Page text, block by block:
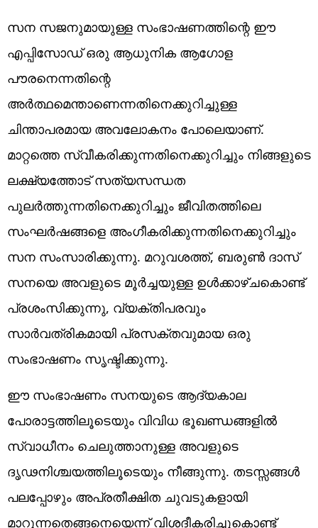
സന സജനുമായുള്ള സംഭാഷണത്തിന്റെ ഈ
എപ്പിസോഡ് ഒരു ആധുനിക ആഗോള
പൗരനെന്നതിന്റെ
അർത്ഥമെന്താണെന്നതിനെക്കുറിച്ചുള്ള
ചിന്താപരമായ അവലോകനം പോലെയാണ്.
മാറ്റത്തെ സ്വീകരിക്കുന്നതിനെക്കുറിച്ചും നിങ്ങളുടെ
ലക്ഷ്യത്തോട് സത്യസന്ധത
പുലർത്തുന്നതിനെക്കുറിച്ചും ജീവിതത്തിലെ
സംഘർഷങ്ങളെ അംഗീകരിക്കുന്നതിനെക്കുറിച്ചും
സന സംസാരിക്കുന്നു. മറുവശത്ത്, ബരുൺ ദാസ്
സനയെ അവളുടെ മൂർച്ചയുള്ള ഉൾക്കാഴ്ചകൊണ്ട്
പ്രശംസിക്കുന്നു, വ്യക്തിപരവും
സാർവത്രികമായി പ്രസക്തവുമായ ഒരു
സംഭാഷണം സൃഷ്ടിക്കുന്നു.
ഈ സംഭാഷണം സനയുടെ ആദ്യകാല
പോരാട്ടത്തിലൂടെയും വിവിധ ഭൂഖണ്ഡങ്ങളിൽ
സ്വാധീനം ചെലുത്താനുള്ള അവളുടെ
ദൃഢനിശ്ചയത്തിലൂടെയും നീങ്ങുന്നു. തടസ്സങ്ങൾ
പലപ്പോഴും അപ്രതീക്ഷിത ചുവടുകളായി
മാറുന്നതെങ്ങനെയെന്ന് വിശദീകരിച്ചുകൊണ്ട്